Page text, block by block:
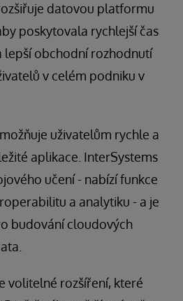
datovou platformu
poskytovala rychlejší čas
lepší obchodní rozhodnutí
v celém podniku v
uživatelům rychle a
aplikace. InterSystems
učení - nabízí funkce
a analytiku - a je
budování cloudových
volitelné rozšíření, které